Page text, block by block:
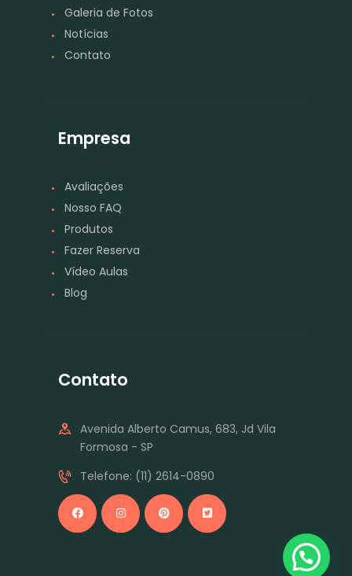
Galeria de Fotos
Notícias
Contato
Empresa
Avaliações
Nosso FAQ
Produtos
Fazer Reserva
Vídeo Aulas
Blog
Contato
Avenida Alberto Camus, 683, Jd Vila
Formosa - SP
Telefone: (11) 2614-0890